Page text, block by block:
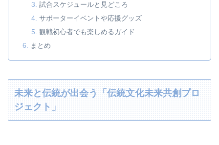
試合スケジュールと見どころ
サポーターイベントや応援グッズ
観戦初心者でも楽しめるガイド
まとめ
未来と伝統が出会う「伝統文化未来共創プロ
ジェクト」